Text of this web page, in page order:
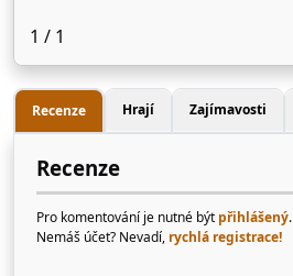
1 / 1
Recenze Hrají Zajímavosti
Recenze
Pro komentování je nutné být přihlášený.
Nemáš účet? Nevadí, rychlá registrace!